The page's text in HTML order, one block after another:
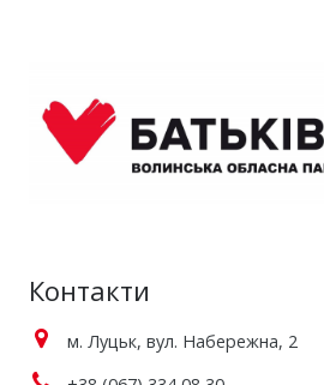
Контакти
м. Луцьк, вул. Набережна, 2